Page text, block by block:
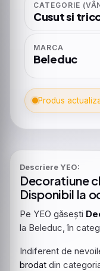
CATEGORIE
Cusut si
MARCA
Beleduc
Produs
Descriere YEO:
Decoratiune
Disponibil la
Pe YEO găsești
la Beleduc, în
Indiferent de
brodat din